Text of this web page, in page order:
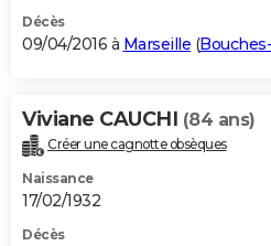
Décès
09/04/2016 à Marseille (
Viviane CAUCHI (84 ans)
Créer une cagnotte obsèques
Naissance
17/02/1932
Décès